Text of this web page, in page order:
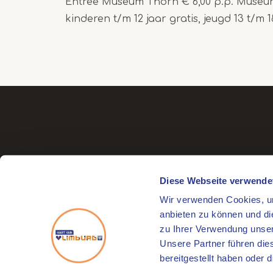
Diese Webseite
Wir verwenden Cookies,
anbieten zu können und
zu Ihrer Verwendung
Unsere Partner führen
bereitgestellt haben oder
kinderen t/m 12 jaar gratis, jeugd 13 t/m
Markt 17
6041 EL Roermond